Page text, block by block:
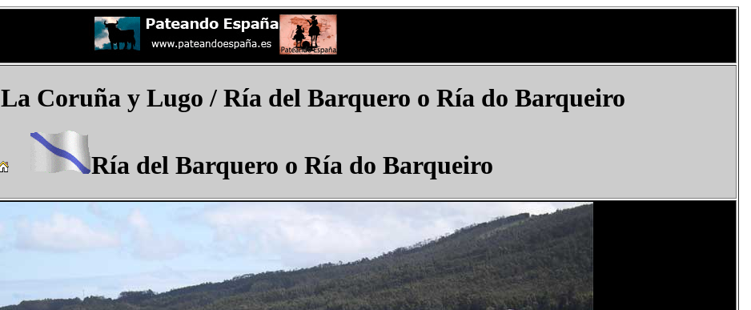
La Coruña y Lugo / Ría del Barquero o Ría do Barqueiro
Ría del Barquero o Ría do Barqueiro